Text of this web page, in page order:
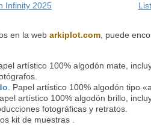
Infinity 2025
en la web arkiplot.com , puede
artístico 100% algodón mate,
. Papel artístico 100% algodón tipo
artístico 100% algodón brillo,
fotográficas y retratos.
kit de muestras .